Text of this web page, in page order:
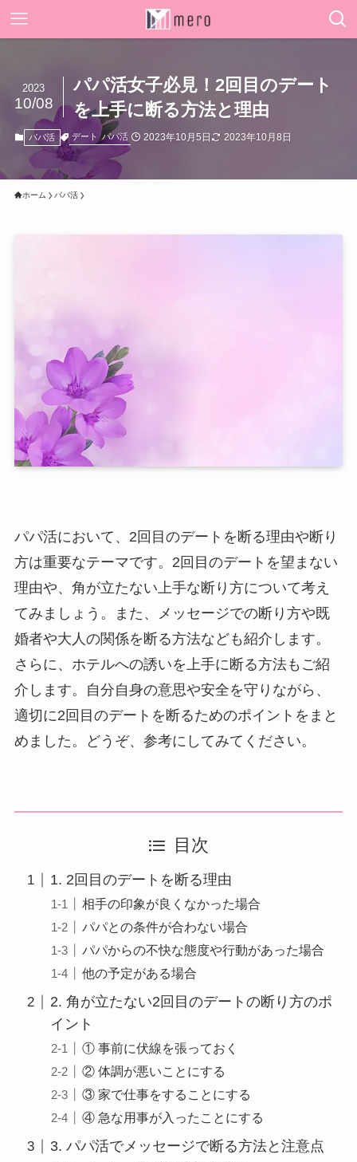
パパ活女子必見！2回目のデート
を上手に断る方法と理由
2023
10/08
パパ活 デート パパ活 2023年10月5日 2023年10月8日
ホーム パパ活
パパ活において、2回目のデートを断る理由や断り
方は重要なテーマです。2回目のデートを望まない
理由や、角が立たない上手な断り方について考え
てみましょう。また、メッセージでの断り方や既
婚者や大人の関係を断る方法なども紹介します。
さらに、ホテルへの誘いを上手に断る方法もご紹
介します。自分自身の意思や安全を守りながら、
適切に2回目のデートを断るためのポイントをまと
めました。どうぞ、参考にしてみてください。
目次
1. 2回目のデートを断る理由
相手の印象が良くなかった場合
パパとの条件が合わない場合
パパからの不快な態度や行動があった場合
他の予定がある場合
2. 角が立たない2回目のデートの断り方のポ
イント
① 事前に伏線を張っておく
② 体調が悪いことにする
③ 家で仕事をすることにする
④ 急な用事が入ったことにする
3. パパ活でメッセージで断る方法と注意点